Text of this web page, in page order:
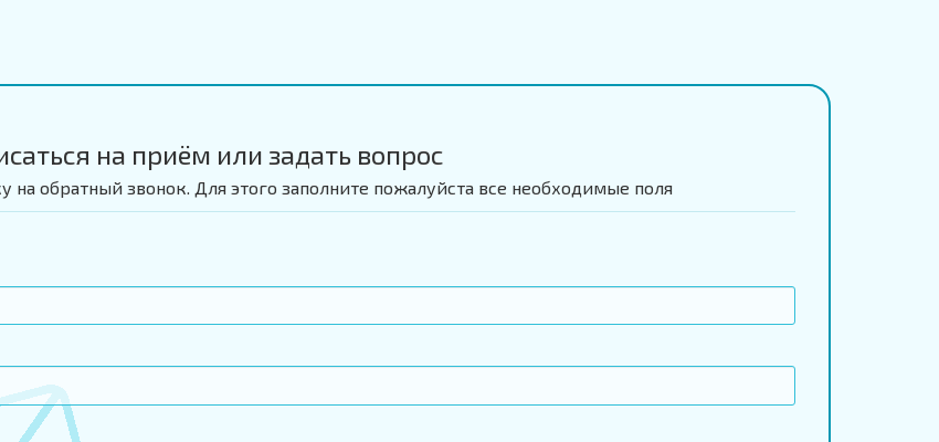
на приём или задать вопрос
на обратный звонок. Для этого заполните пожалуйста все необходимые поля